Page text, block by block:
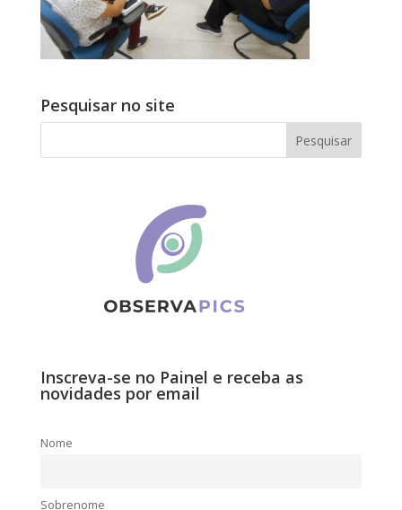
Pesquisar no site
Inscreva-se no Painel e receba as
novidades por email
Nome
Sobrenome